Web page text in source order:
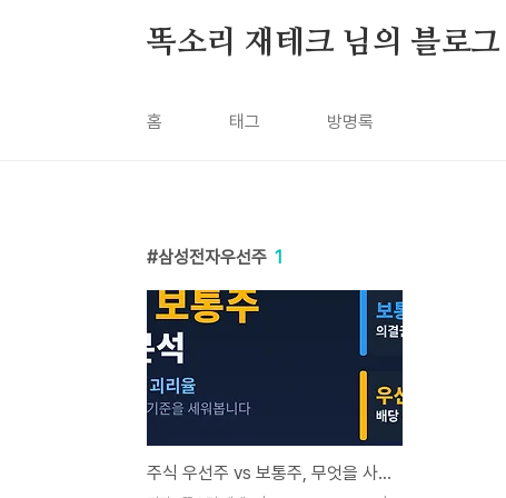
똑소리 재테크 님의 블로그
홈 태그 방명록
삼성전자우선주 1
주식 우선주 vs 보통주, 무엇을 사야 할까 - 2026년 기준 완벽 비교 분석